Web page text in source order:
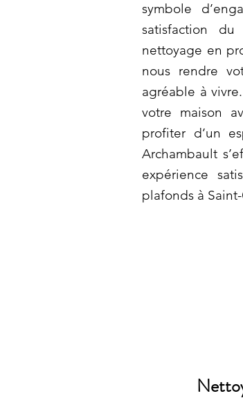
symbole
satisfaction
nettoyage en
nous rendre
agréable à
votre maison
profiter d’un
Archambault
expérience
plafonds à